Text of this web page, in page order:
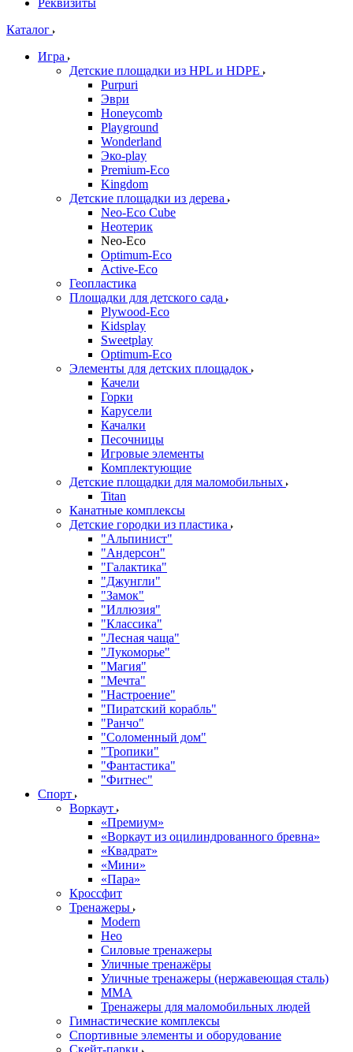
Реквизиты
Каталог
Игра
Детские площадки из HPL и HDPE
Purpuri
Эври
Honeycomb
Playground
Wonderland
Эко-play
Premium-Eco
Kingdom
Детские площадки из дерева
Neo-Eco Cube
Неотерик
Neo-Eco
Оptimum-Еco
Active-Eco
Геопластика
Площадки для детского сада
Plywood-Eco
Kidsplay
Sweetplay
Оptimum-Еco
Элементы для детских площадок
Качели
Горки
Карусели
Качалки
Песочницы
Игровые элементы
Комплектующие
Детские площадки для маломобильных
Titan
Канатные комплексы
Детские городки из пластика
"Альпинист"
"Андерсон"
"Галактика"
"Джунгли"
"Замок"
"Иллюзия"
"Классика"
"Лесная чаща"
"Лукоморье"
"Магия"
"Мечта"
"Настроение"
"Пиратский корабль"
"Ранчо"
"Соломенный дом"
"Тропики"
"Фантастика"
"Фитнес"
Спорт
Воркаут
«Премиум»
«Воркаут из оцилиндрованного бревна»
«Квадрат»
«Мини»
«Пара»
Кроссфит
Тренажеры
Modern
Нео
Силовые тренажеры
Уличные тренажёры
Уличные тренажеры (нержавеющая сталь)
ММА
Тренажеры для маломобильных людей
Гимнастические комплексы
Спортивные элементы и оборудование
Скейт-парки